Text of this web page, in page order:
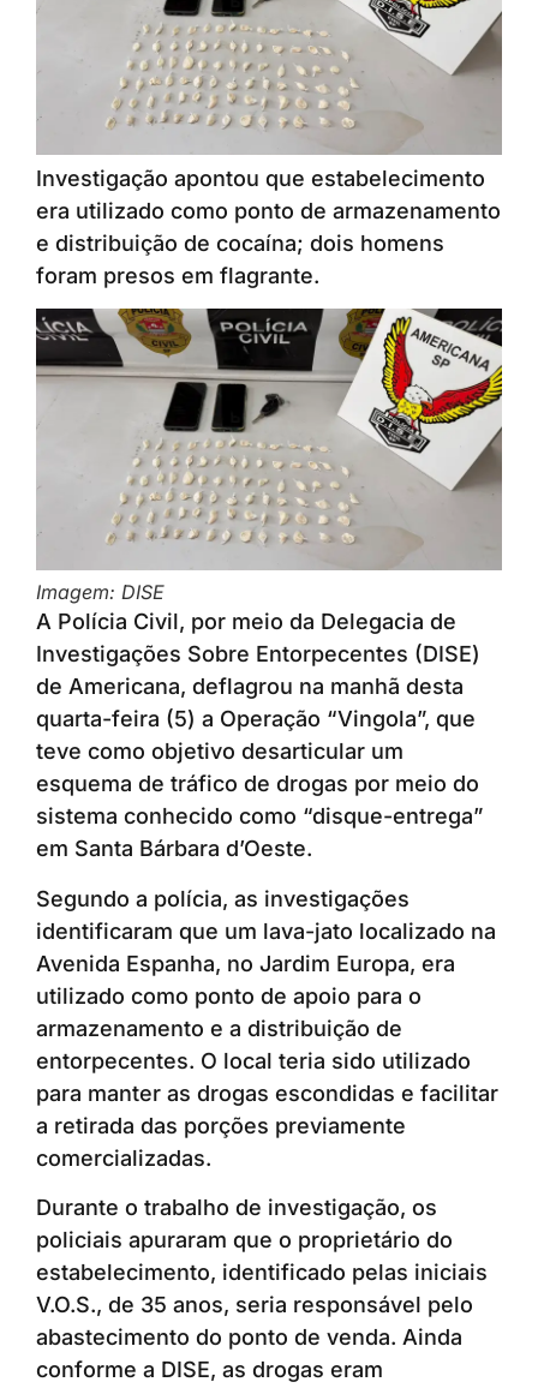
Investigação apontou que estabelecimento
era utilizado como ponto de armazenamento
e distribuição de cocaína; dois homens
foram presos em flagrante.
Imagem: DISE
A Polícia Civil, por meio da Delegacia de
Investigações Sobre Entorpecentes (DISE)
de Americana, deflagrou na manhã desta
quarta-feira (5) a Operação “Vingola”, que
teve como objetivo desarticular um
esquema de tráfico de drogas por meio do
sistema conhecido como “disque-entrega”
em Santa Bárbara d’Oeste.
Segundo a polícia, as investigações
identificaram que um lava-jato localizado na
Avenida Espanha, no Jardim Europa, era
utilizado como ponto de apoio para o
armazenamento e a distribuição de
entorpecentes. O local teria sido utilizado
para manter as drogas escondidas e facilitar
a retirada das porções previamente
comercializadas.
Durante o trabalho de investigação, os
policiais apuraram que o proprietário do
estabelecimento, identificado pelas iniciais
V.O.S., de 35 anos, seria responsável pelo
abastecimento do ponto de venda. Ainda
conforme a DISE, as drogas eram